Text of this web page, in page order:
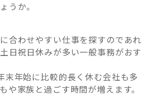
うか。
合わせやすい仕事を探すのであれ
日祝日休みが多い一般事務がおす
末年始に比較的長く休む会社も多
や家族と過ごす時間が増えます。